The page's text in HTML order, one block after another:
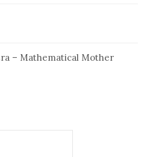
– Mathematical Mother